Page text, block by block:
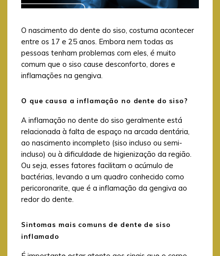
O nascimento do dente do siso, costuma acontecer
entre os 17 e 25 anos. Embora nem todas as
pessoas tenham problemas com eles, é muito
comum que o siso cause desconforto, dores e
inflamações na gengiva.
O que causa a inflamação no dente do siso?
A inflamação no dente do siso geralmente está
relacionada à falta de espaço na arcada dentária,
ao nascimento incompleto (siso incluso ou semi-
incluso) ou à dificuldade de higienização da região.
Ou seja, esses fatores facilitam o acúmulo de
bactérias, levando a um quadro conhecido como
pericoronarite, que é a inflamação da gengiva ao
redor do dente.
Sintomas mais comuns de dente de siso
inflamado